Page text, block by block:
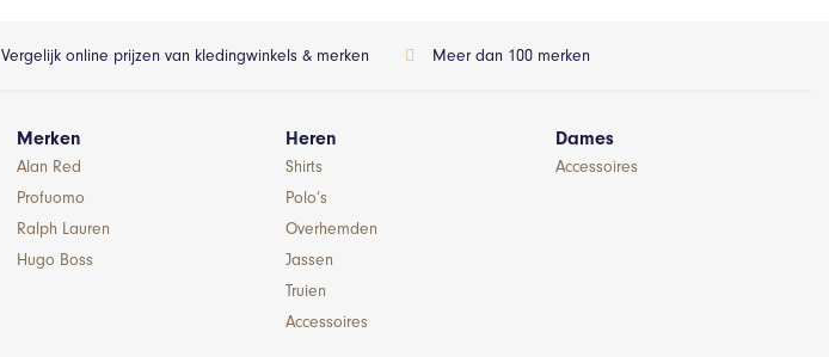
Vergelijk online prijzen van kledingwinkels & merken Meer dan 100 merken
Merken
Alan Red
Profuomo
Ralph Lauren
Hugo Boss
Heren
Shirts
Polo’s
Overhemden
Jassen
Truien
Accessoires
Dames
Accessoires